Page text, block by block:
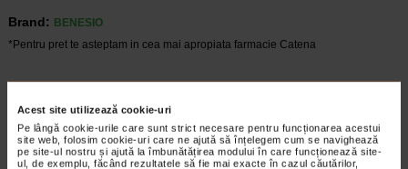
Acest site utilizează cookie-uri
Pe lângă cookie-urile care sunt strict necesare pentru funcționarea acestui
site web, folosim cookie-uri care ne ajută să înțelegem cum se navighează
pe site-ul nostru și ajută la îmbunătățirea modului în care funcționează site-
ul, de exemplu, făcând rezultatele să fie mai exacte în cazul căutărilor,
Brand:
BENESIO
*Pentru pret te asteptam in cea mai apropiata farmacie Catena
Plătești 1, primești 2 Plătești 2, primești 3